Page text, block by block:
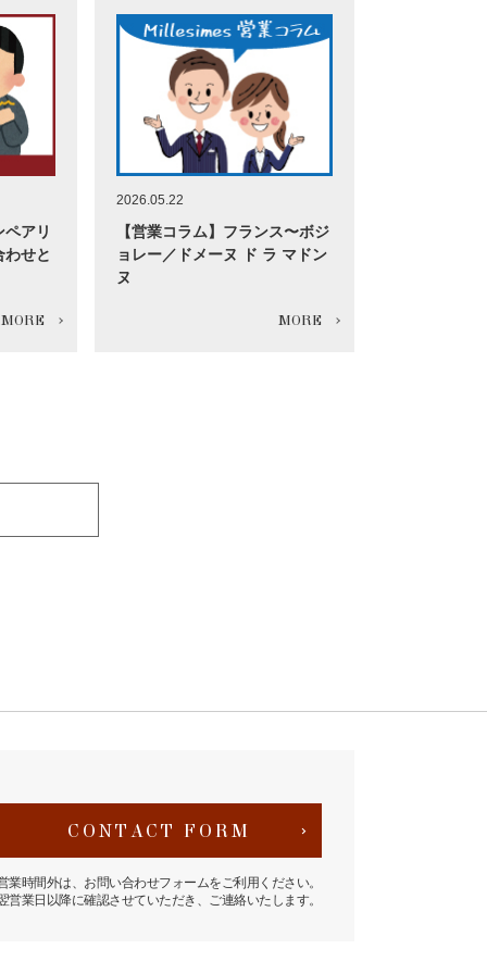
ペアリ
わせと
2026.05.22
【営業コラム】フランス〜ボジ
ョレー／ドメーヌ ド ラ マドン
ヌ
CONTACT FORM
業時間外は、お問い合わせフォームをご利用ください。
営業日以降に確認させていただき、ご連絡いたします。